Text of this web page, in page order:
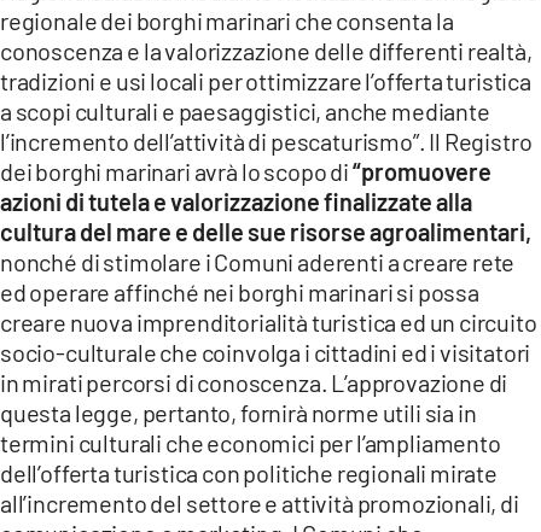
regionale dei borghi marinari che consenta la
conoscenza e la valorizzazione delle differenti realtà,
tradizioni e usi locali per ottimizzare l’offerta turistica
a scopi culturali e paesaggistici, anche mediante
l’incremento dell’attività di pescaturismo”. Il Registro
dei borghi marinari avrà lo scopo di“promuovere
azioni di tutela e valorizzazione finalizzate alla
cultura del mare e delle sue risorse agroalimentari,
nonché di stimolare i Comuni aderenti a creare rete
ed operare affinché nei borghi marinari si possa
creare nuova imprenditorialità turistica ed un circuito
socio-culturale che coinvolga i cittadini ed i visitatori
in mirati percorsi di conoscenza. L’approvazione di
questa legge, pertanto, fornirà norme utili sia in
termini culturali che economici per l’ampliamento
dell’offerta turistica con politiche regionali mirate
all’incremento del settore e attività promozionali, di